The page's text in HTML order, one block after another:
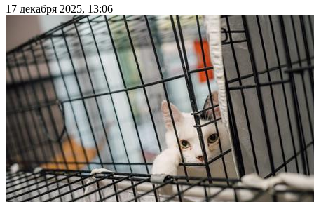
17 декабря 2025, 13:06